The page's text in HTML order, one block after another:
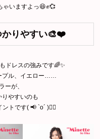
ゃいますよっ😆✊💞
かりやすい🎨❤️
ドレスの強みです🌈✨
プル、イエロー……
ーが、
やすいのも
トです( 📢 `o´ )❤️‍🔥